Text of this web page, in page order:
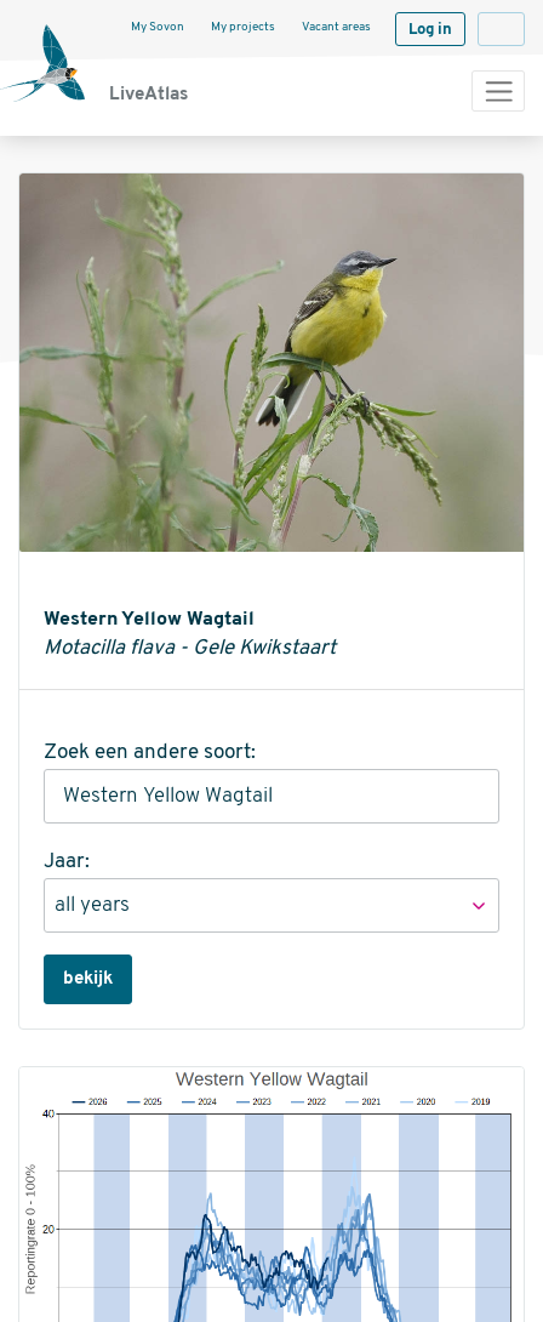
LiveAtlas
My Sovon My projects Vacant areas
Log in
Western Yellow Wagtail
Motacilla flava - Gele Kwikstaart
Zoek een andere soort:
Jaar:
bekijk